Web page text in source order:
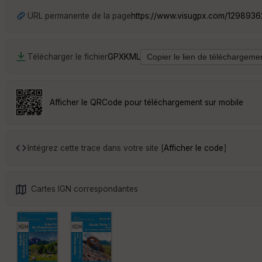
URL permanente de la pagehttps://www.visugpx.com/
Télécharger le fichierGPXKML
Afficher le QRCode pour téléchargement sur mobile
Intégrez cette trace dans votre site [Afficher le code]
Cartes IGN correspondantes